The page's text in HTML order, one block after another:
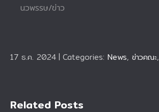
นวพรรษ/ข่าว
17 ธ.ค. 2024 | Categories: News, ข่าวคณะ,
Related Posts